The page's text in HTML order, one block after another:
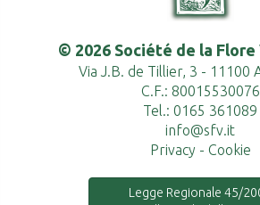
© 2026 Société de la
Via J.B. de Tillier, 3 - 11100
C.F.: 80015530076
Tel.: 0165 361089
info@sfv.it
Privacy - Cookie
Legge Regionale 45/